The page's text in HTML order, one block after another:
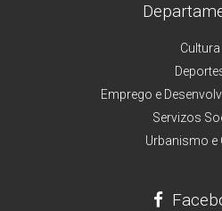
Cultura
Emprego e
Servizos
Urbanismo e